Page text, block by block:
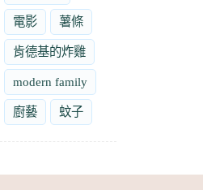
電影 薯條
肯德基的炸雞
modern family
廚藝 蚊子